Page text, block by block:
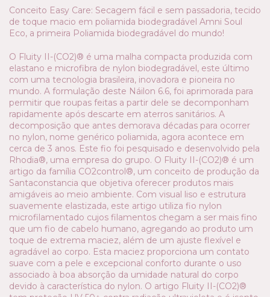
Conceito Easy Care: Secagem fácil e sem passadoria, tecido
de toque macio em poliamida biodegradável Amni Soul
Eco, a primeira Poliamida biodegradável do mundo!
O Fluity II-(CO2)® é uma malha compacta produzida com
elastano e microfibra de nylon biodegradável, este último
com uma tecnologia brasileira, inovadora e pioneira no
mundo. A formulação deste Náilon 6.6, foi aprimorada para
permitir que roupas feitas a partir dele se decomponham
rapidamente após descarte em aterros sanitários. A
decomposição que antes demorava décadas para ocorrer
no nylon, nome genérico poliamida, agora acontece em
cerca de 3 anos. Este fio foi pesquisado e desenvolvido pela
Rhodia®, uma empresa do grupo. O Fluity II-(CO2)® é um
artigo da família CO2control®, um conceito de produção da
Santaconstancia que objetiva oferecer produtos mais
amigáveis ao meio ambiente. Com visual liso e estrutura
suavemente elastizada, este artigo utiliza fio nylon
microfilamentado cujos filamentos chegam a ser mais fino
que um fio de cabelo humano, agregando ao produto um
toque de extrema maciez, além de um ajuste flexível e
agradável ao corpo. Esta maciez proporciona um contato
suave com a pele e excepcional conforto durante o uso
associado à boa absorção da umidade natural do corpo
devido à característica do nylon. O artigo Fluity II-(CO2)®